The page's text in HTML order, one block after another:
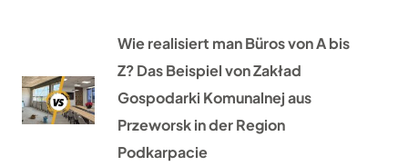
Wie realisiert man Büros von A bis
Z? Das Beispiel von Zakład
Gospodarki Komunalnej aus
Przeworsk in der Region
Podkarpacie